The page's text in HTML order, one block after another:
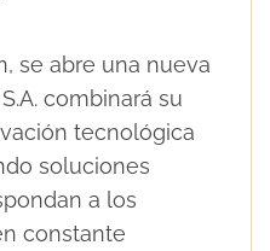
se abre una nueva
combinará su
tecnológica
soluciones
a los
constante